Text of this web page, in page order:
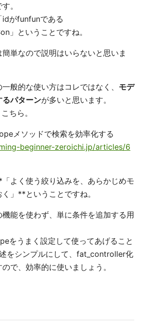
。
idがfunfunである
」ということですね。
単なので説明はいらないと思いま
般的な使い方はコレではなく、 モデ
パターンが多いと思います。
ちら。
メソッドで検索を効率化する
beginner-zeroichi.jp/articles/6
よく使う絞り込みを、あらかじめモ
」**ということですね。
能を使わず、単に条件を追加する用
をうまく設定して使ってあげること
をシンプルにして、fat_controller化
で、効率的に使いましょう。